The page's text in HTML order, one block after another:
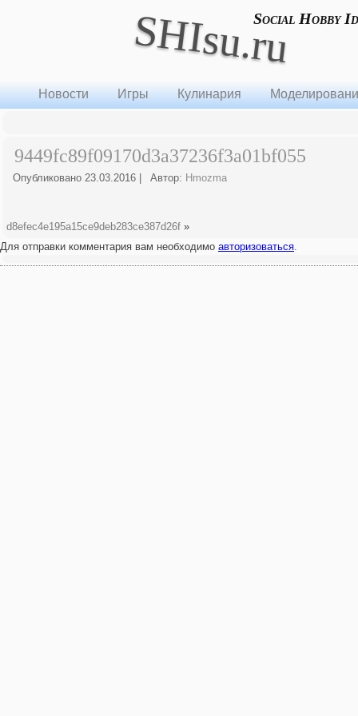
SHIsu.ruSocial Hobby
Новости Игры Кулинария
9449fc89f09170d3a37236f3a01bf055
Опубликовано 23.03.2016 Автор: Hmozma
d8efec4e195a15ce9deb283ce387d26f »
Для отправки комментария вам необходимо авторизоваться.